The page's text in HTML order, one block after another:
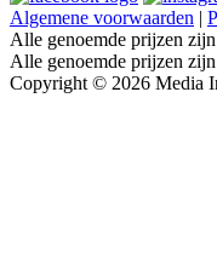
Algemene voorwaarden |
Alle genoemde prijzen
Alle genoemde prijzen
Copyright © 2026 Media